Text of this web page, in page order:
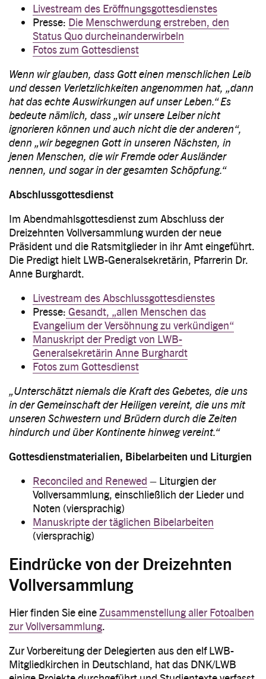
Livestream des Eröffnungsgottesdienstes
Presse: Die Menschwerdung erstreben, den
Status Quo durcheinanderwirbeln
Fotos zum Gottesdienst
Wenn wir glauben, dass Gott einen menschlichen Leib
und dessen Verletzlichkeiten angenommen hat, „dann
hat das echte Auswirkungen auf unser Leben.“ Es
bedeute nämlich, dass „wir unsere Leiber nicht
ignorieren können und auch nicht die der anderen“,
denn „wir begegnen Gott in unseren Nächsten, in
jenen Menschen, die wir Fremde oder Ausländer
nennen, und sogar in der gesamten Schöpfung.“
Abschlussgottesdienst
Im Abendmahlsgottesdienst zum Abschluss der
Dreizehnten Vollversammlung wurden der neue
Präsident und die Ratsmitglieder in ihr Amt eingeführt.
Die Predigt hielt LWB-Generalsekretärin, Pfarrerin Dr.
Anne Burghardt.
Livestream des Abschlussgottesdienstes
Presse: Gesandt, „allen Menschen das
Evangelium der Versöhnung zu verkündigen“
Manuskript der Predigt von LWB-
Generalsekretärin Anne Burghardt
Fotos zum Gottesdienst
„Unterschätzt niemals die Kraft des Gebetes, die uns
in der Gemeinschaft der Heiligen vereint, die uns mit
unseren Schwestern und Brüdern durch die Zeiten
hindurch und über Kontinente hinweg vereint.“
Gottesdienstmaterialien, Bibelarbeiten und Liturgien
Reconciled and Renewed – Liturgien der
Vollversammlung, einschließlich der Lieder und
Noten (viersprachig)
Manuskripte der täglichen Bibelarbeiten
(viersprachig)
Eindrücke von der Dreizehnten
Vollversammlung
Hier finden Sie eine Zusammenstellung aller Fotoalben
zur Vollversammlung
Zur Vorbereitung der Delegierten aus den elf LWB-
Mitgliedkirchen in Deutschland, hat das DNK/LWB